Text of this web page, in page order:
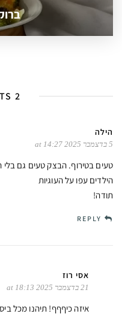
2 COMMENTS
הילה
5 בדצמבר 2025 at 14:27
טעים בטירוף. הבצק טעים גם בלי
הילדים עפו על העוגיות
תודה!
REPLY
אסי רוז
21 בדצמבר 2025 at 18:13
איזה כיףףף! תיהנו מכל